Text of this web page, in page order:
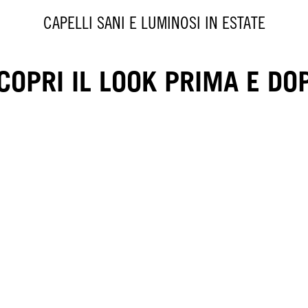
CAPELLI SANI E LUMINOSI IN ESTATE
IL LOOK PRIMA E